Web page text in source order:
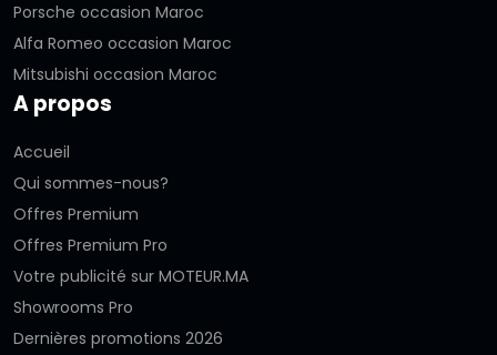
Porsche occasion Maroc
Alfa Romeo occasion Maroc
Mitsubishi occasion Maroc
A propos
Accueil
Qui sommes-nous?
Offres Premium
Offres Premium Pro
Votre publicité sur MOTEUR.MA
Showrooms Pro
Dernières promotions 2026